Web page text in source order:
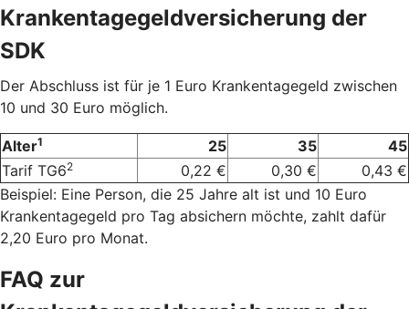
Krankentagegeldversicherung der
SDK
Der Abschluss ist für je 1 Euro Krankentagegeld zwischen
10 und 30 Euro möglich.
Alter1 25 35
45
Tarif TG62 0,22 € 0,30 €
0,43 €
Beispiel: Eine Person, die 25 Jahre alt ist und 10 Euro
Krankentagegeld pro Tag absichern möchte, zahlt dafür
2,20 Euro pro Monat.
FAQ zur